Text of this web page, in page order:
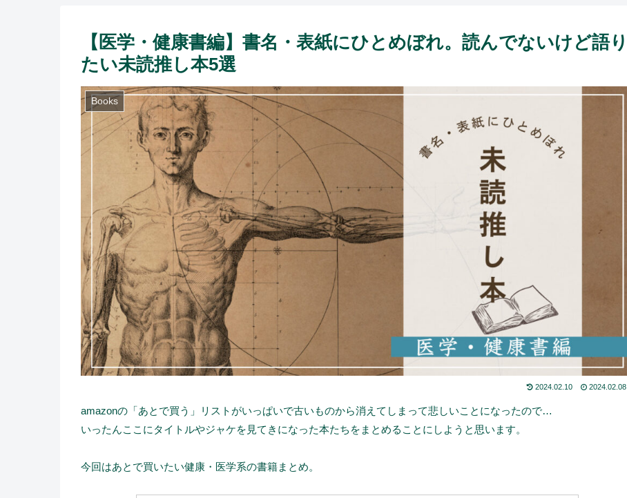
【医学・健康書編】書名・表紙にひとめぼれ。読んでないけど語り
たい未読推し本5選
Books
2024.02.10 2024.02.08
amazonの「あとで買う」リストがいっぱいで古いものから消えてしまって悲しいことになったので…
いったんここにタイトルやジャケを見てきになった本たちをまとめることにしようと思います。
今回はあとで買いたい健康・医学系の書籍まとめ。